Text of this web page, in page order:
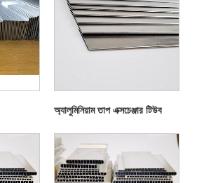
অ্যালুমিনিয়াম তাপ এক্সচেঞ্জার টিউব